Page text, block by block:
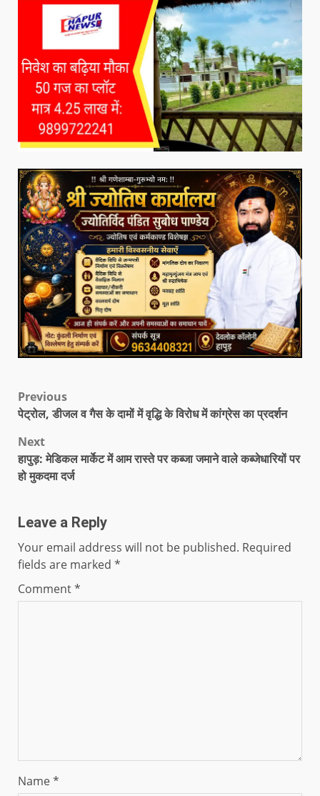
Previous
पेट्रोल, डीजल व गैस के दामों में वृद्धि के विरोध में कांग्रेस का प्रदर्शन
Next
हापुड़: मेडिकल मार्केट में आम रास्ते पर कब्जा जमाने वाले कब्जेधारियों पर
हो मुकदमा दर्ज
Leave a Reply
Your email address will not be published. Required
fields are marked *
Comment*
Name*